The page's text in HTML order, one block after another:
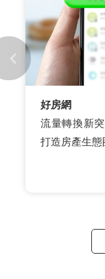
好房網
流量轉換新
打造房產生